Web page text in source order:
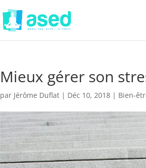
Mieux gérer son
par Jérôme Duflat | Déc 10, 2018 | Bien-